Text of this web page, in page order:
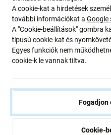
anyagok szerint készül, mint
másolata, és az
minimális eltéréseket
minőségben vagy a
megtudni a minőségről,
részletesebben a minőségre
kínálatunkban
szükségesek az össze-
A cookie-kat a hirdetések
további információkat a Google
A "Cookie-beállítások" gombra
típusú cookie-kat és
Egyes funkciók nem
cookie-k le vannak tiltva.
Fogadjon
Cookie-